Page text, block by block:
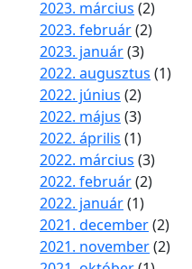
2023. március (2)
2023. február(2)
2023. január(3)
2022. augusztus (1)
2022. június (2)
2022. május (3)
2022. április (1)
2022. március (3)
2022. február(2)
2022. január(1)
2021. december(2)
2021. november(2)